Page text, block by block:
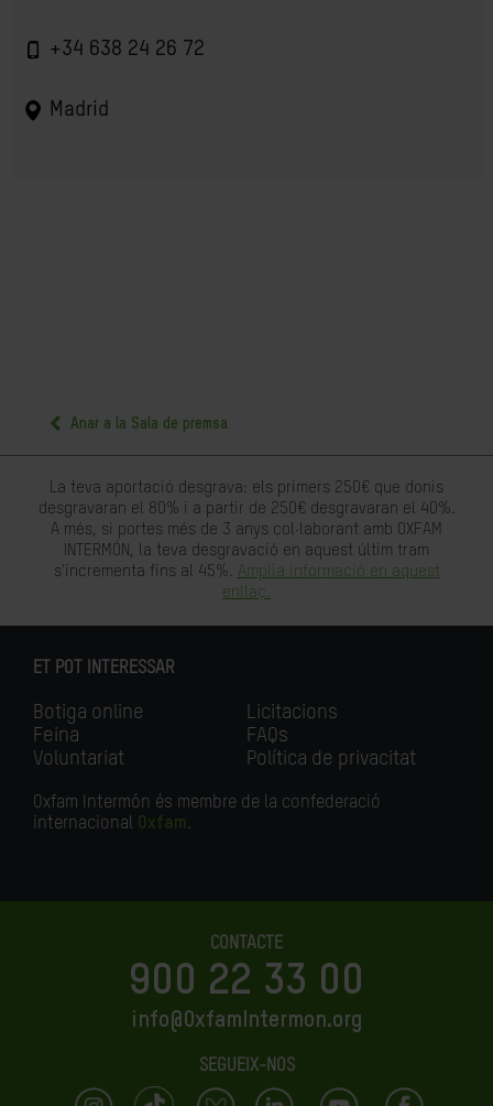
+34 638 24 26 72
Madrid
Anar a la Sala de premsa
La teva aportació desgrava: els primers 250€ que donis
desgravaran el 80% i a partir de 250€ desgravaran el 40%.
A més, si portes més de 3 anys col·laborant amb OXFAM
INTERMÓN, la teva desgravació en aquest últim tram
s'incrementa fins al 45%. Amplia informació en aquest
enllaç.
ET POT INTERESSAR
Botiga online
Feina
Voluntariat
Licitacions
FAQs
Política de privacitat
Oxfam Intermón és membre de la confederació
internacional Oxfam.
CONTACTE
900 22 33 00
info@OxfamIntermon.org
SEGUEIX-NOS